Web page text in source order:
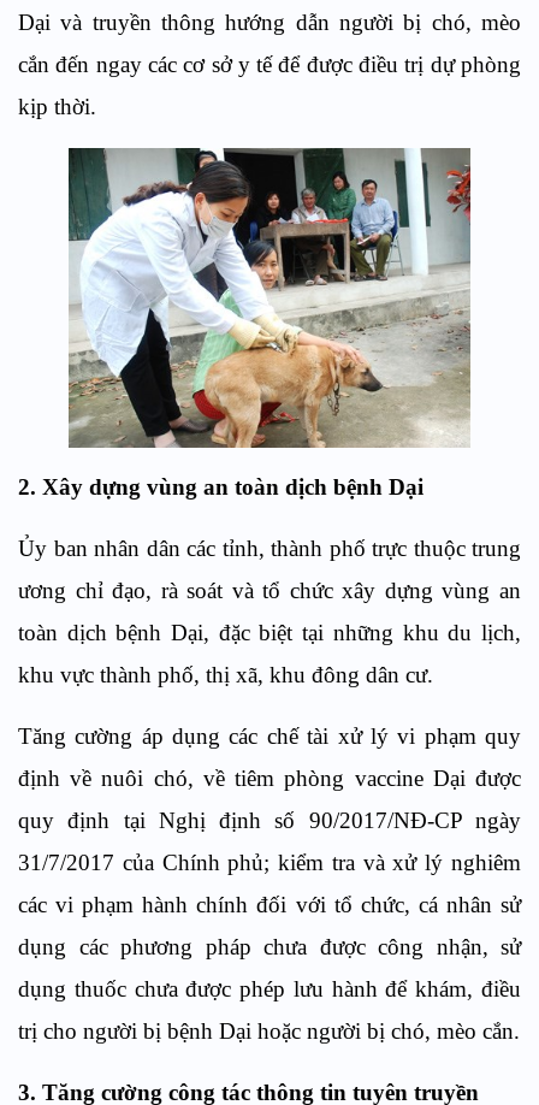
Dại và truyền thông hướng dẫn người bị chó, mèo
cắn đến ngay các cơ sở y tế để được điều trị dự phòng
kịp thời.
2. Xây dựng vùng an toàn dịch bệnh Dại
Ủy ban nhân dân các tỉnh, thành phố trực thuộc trung
ương chỉ đạo, rà soát và tổ chức xây dựng vùng an
toàn dịch bệnh Dại, đặc biệt tại những khu du lịch,
khu vực thành phố, thị xã, khu đông dân cư.
Tăng cường áp dụng các chế tài xử lý vi phạm quy
định về nuôi chó, về tiêm phòng vaccine Dại được
quy định tại Nghị định số 90/2017/NĐ-CP ngày
31/7/2017 của Chính phủ; kiểm tra và xử lý nghiêm
các vi phạm hành chính đối với tổ chức, cá nhân sử
dụng các phương pháp chưa được công nhận, sử
dụng thuốc chưa được phép lưu hành để khám, điều
trị cho người bị bệnh Dại hoặc người bị chó, mèo cắn.
3. Tăng cường công tác thông tin tuyên truyền